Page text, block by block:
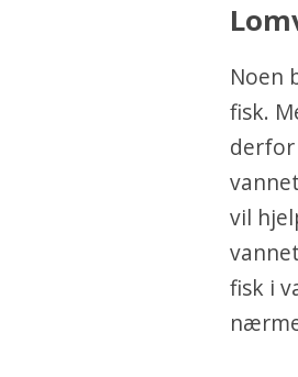
Noen
fisk.
derfor
vil
fisk i